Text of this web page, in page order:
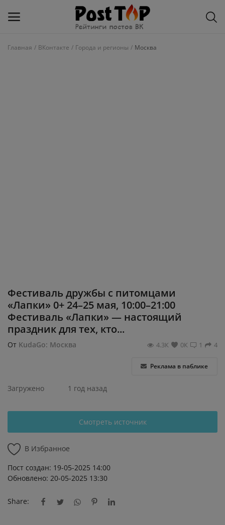
Главная ВКонтакте Города и регионы Москва
Фестиваль дружбы с питомцами
«Лапки» 0+ 24–25 мая, 10:00–21:00
Фестиваль «Лапки» — настоящий
праздник для тех, кто...
От KudaGo: Москва 4
1
0К
4.3К
Реклама в паблике
Загружено 1 год назад
Смотреть источник
В Избранное
Пост создан: 19-05-2025 14:00
Обновлено: 20-05-2025 13:30
Share: